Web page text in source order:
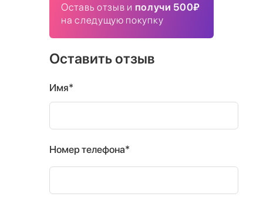
Оставь отзыв и получи 500₽
на следущую покупку
Оставить отзыв
Имя*
Номер телефона*